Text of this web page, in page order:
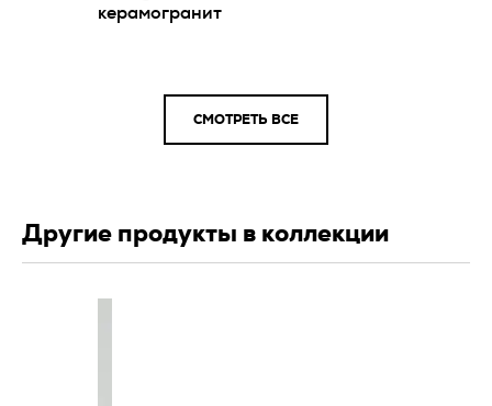
керамогранит
СМОТРЕТЬ ВСЕ
Другие продукты в коллекции